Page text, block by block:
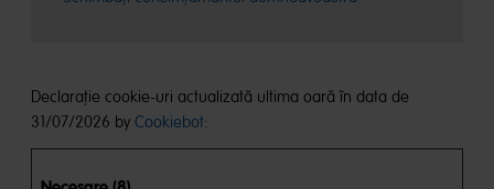
Declaraţie cookie-uri actualizată ultima oară în data de
31/07/2026 by Cookiebot: